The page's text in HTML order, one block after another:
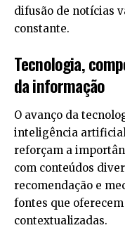
difusão de notícias
constante.
Tecnologia,
da informação
O avanço da
inteligência
reforçam a
com conteúdos
recomendação e
fontes que
contextualizadas.